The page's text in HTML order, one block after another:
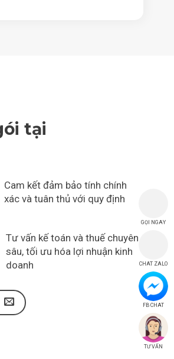
tại
Cam kết đảm bảo tính chính
xác và tuân thủ với quy định
Tư vấn kế toán và thuế chuyên
sâu, tối ưu hóa lợi nhuận kinh
doanh
GỌI NGAY
CHAT ZALO
FB CHAT
TƯ VẤN